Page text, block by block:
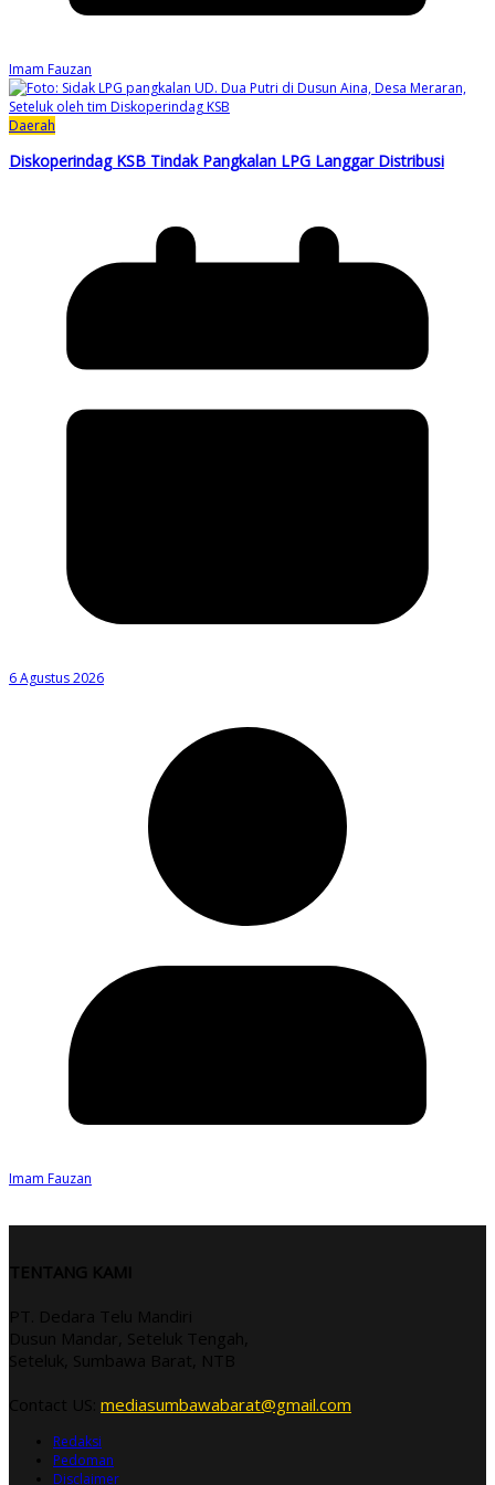
Imam Fauzan
Daerah
Diskoperindag KSB Tindak Pangkalan LPG Langgar Distribusi
6 Agustus 2026
Imam Fauzan
TENTANG KAMI
PT. Dedara Telu Mandiri
Dusun Mandar, Seteluk Tengah,
Seteluk, Sumbawa Barat, NTB
Contact US: mediasumbawabarat@gmail.com
Redaksi
Pedoman
Disclaimer